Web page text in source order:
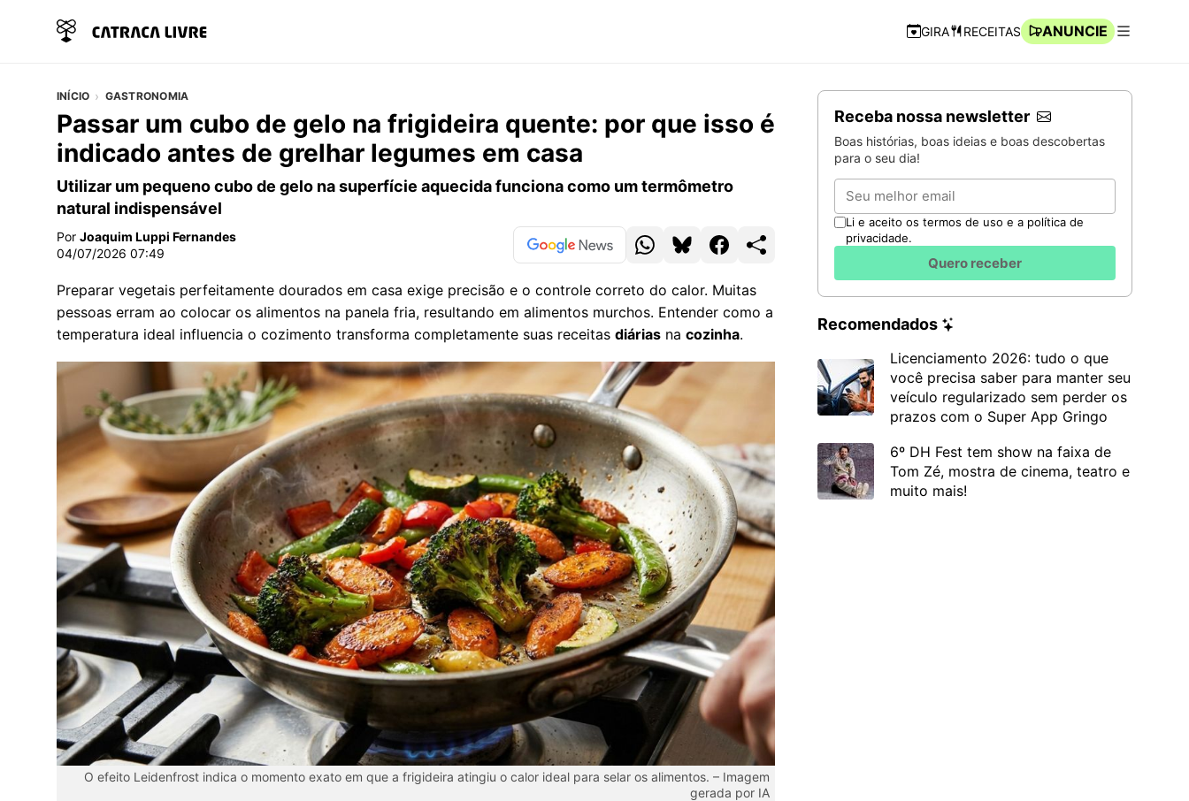
Navegação Rápida
GIRA RECEITAS
ANUNCIE
INÍCIO GASTRONOMIA
Passar um cubo de gelo na frigideira quente: por que isso é
indicado antes de grelhar legumes em casa
Utilizar um pequeno cubo de gelo na superfície aquecida funciona como um termômetro
natural indispensável
Por Joaquim Luppi Fernandes
04/07/2026 07:49
Preparar vegetais perfeitamente dourados em casa exige precisão e o controle correto do calor. Muitas
pessoas erram ao colocar os alimentos na panela fria, resultando em alimentos murchos. Entender como a
temperatura ideal influencia o cozimento transforma completamente suas receitas diárias na cozinha.
O efeito Leidenfrost indica o momento exato em que a frigideira atingiu o calor ideal para selar os alimentos. – Imagem
gerada por IA
Receba nossa newsletter
Boas histórias, boas ideias e boas descobertas
para o seu dia!
Email
Li e aceito os termos de uso e a política de
privacidade.
Quero receber
Recomendados
Licenciamento 2026: tudo o que
você precisa saber para manter seu
veículo regularizado sem perder os
prazos com o Super App Gringo
6º DH Fest tem show na faixa de
Tom Zé, mostra de cinema, teatro e
muito mais!